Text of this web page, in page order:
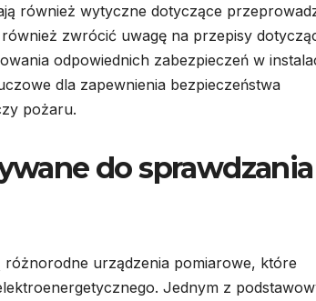
również wytyczne dotyczące
zwrócić uwagę na przepisy
odpowiednich zabezpieczeń w
dla zapewnienia bezpieczeństwa
pożaru.
do sprawdzania
urządzenia pomiarowe, które
Jednym z